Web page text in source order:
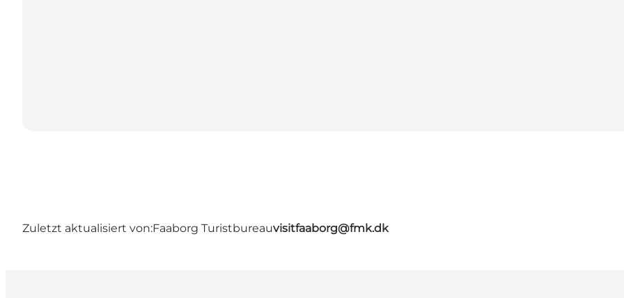
Zuletzt aktualisiert von:Faaborg Turistbureauvisitfaaborg@fmk.dk